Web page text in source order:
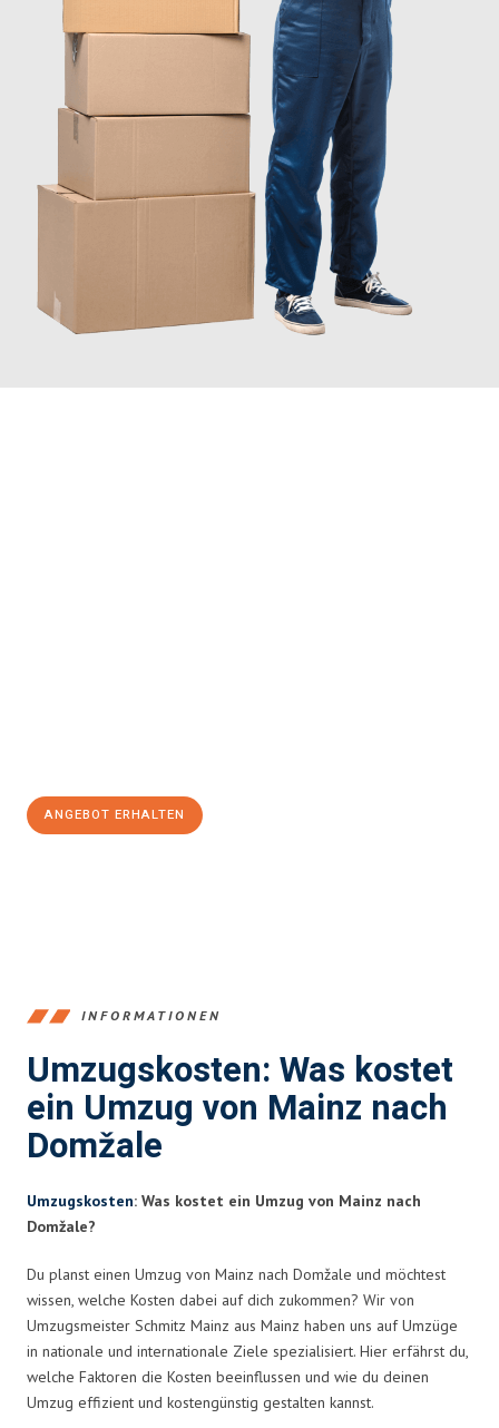
ANGEBOT ERHALTEN
INFORMATIONEN
Umzugskosten: Was kostet
ein Umzug von Mainz nach
Domžale
Umzugskosten: Was kostet ein Umzug von Mainz nach
Domžale?
Du planst einen Umzug von Mainz nach Domžale und möchtest
wissen, welche Kosten dabei auf dich zukommen? Wir von
Umzugsmeister Schmitz Mainz aus Mainz haben uns auf Umzüge
in nationale und internationale Ziele spezialisiert. Hier erfährst du,
welche Faktoren die Kosten beeinflussen und wie du deinen
Umzug effizient und kostengünstig gestalten kannst.